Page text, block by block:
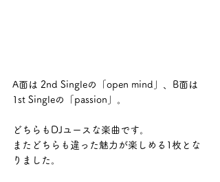
A面は 2nd Singleの「open mind」、B面は
1st Singleの「passion」。
どちらもDJユースな楽曲です。
またどちらも違った魅力が楽しめる1枚とな
りました。